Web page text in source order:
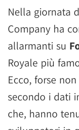
Nella giornata
Company ha
allarmanti su
Royale più
Ecco, forse
secondo i dati
che, hanno